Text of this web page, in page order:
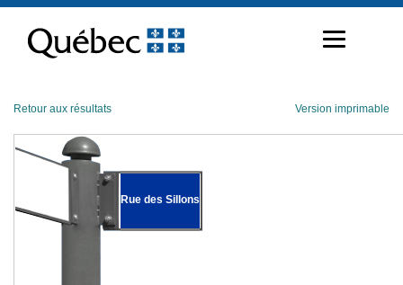
contenu
Retour aux résultats Version imprimable
Rue des Sillons